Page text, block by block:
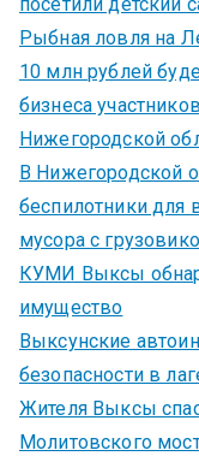
Рыбная ловля на
10 млн рублей
бизнеса
Нижегородской
В Нижегородской
беспилотники для
мусора с
КУМИ Выксы
имущество
Выксунские
безопасности в
Жителя Выксы
Молитовского